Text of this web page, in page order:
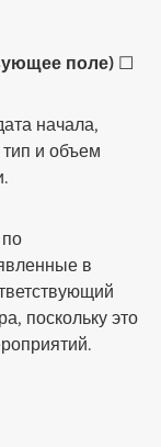
поле) ☐
начала,
и объем
в
поскольку это